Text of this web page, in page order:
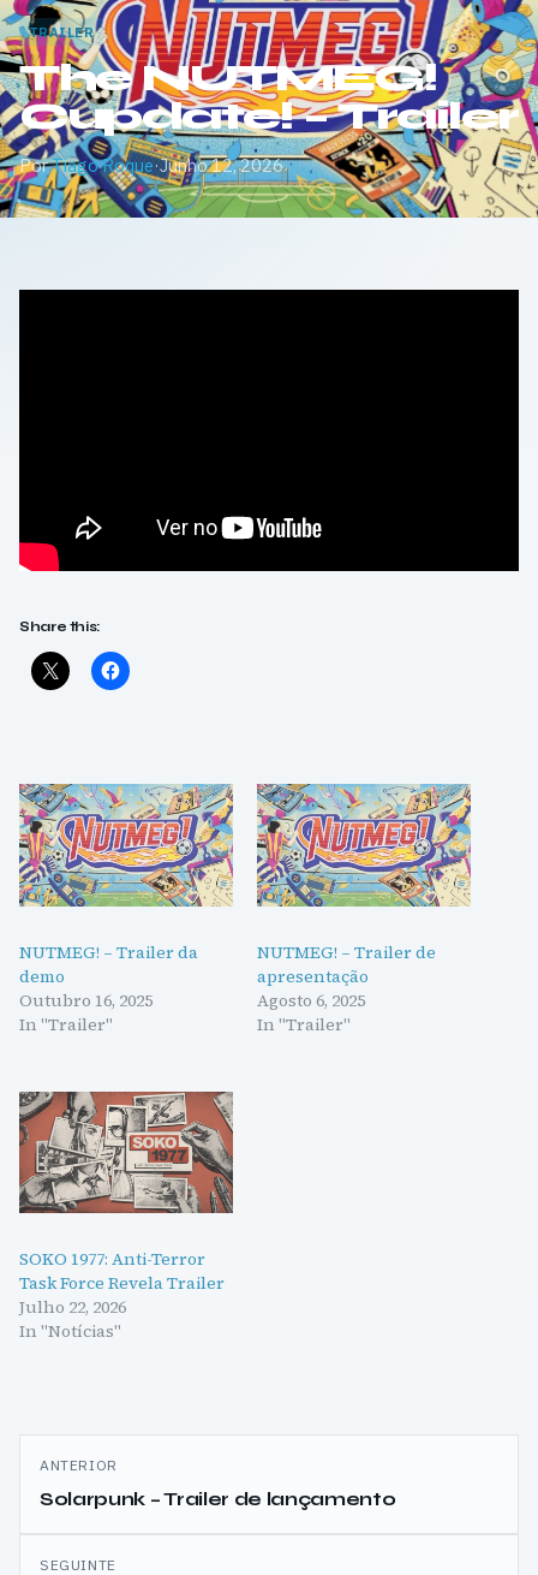
TRAILER
The NUTMEG!
Cupdate! – Trailer
PorTiago Roque·Junho 12, 2026
Share this:
NUTMEG! – Trailer da
demo
Outubro 16, 2025
In "Trailer"
NUTMEG! – Trailer de
apresentação
Agosto 6, 2025
In "Trailer"
SOKO 1977: Anti-Terror
Task Force Revela Trailer
Julho 22, 2026
In "Notícias"
Navegação
de
artigos
ANTERIOR
Solarpunk – Trailer de lançamento
SEGUINTE